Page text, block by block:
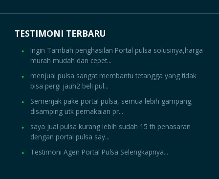
TESTIMONI TERBARU
Ingin Tambah penghasilan Portal pulsa solusinya,harga
murah mudah dan cepet...
menjual pulsa sangat membantu tetangga yang tidak
bisa pergi jauh2 beli pul...
Semenjak pake portal pulsa, semua lebih gampang,
disamping utk pemakaian pr...
saya jual pulsa kurang lebih sudah 15 th penasaran
dengan portal pulsa say...
Testimoni Agen Portal Pulsa Selengkapnya...